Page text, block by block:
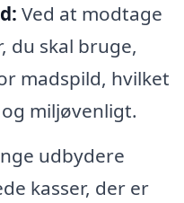
Ved at modtage
du skal bruge,
madspild, hvilket
miljøvenligt.
udbydere
kasser, der er